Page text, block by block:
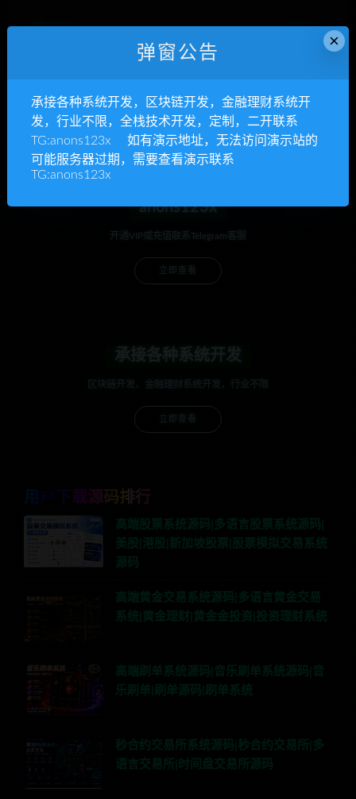
下次发表评论时，请在此浏览器中保存我的姓名、电子
anons123x
开通VIP或充值联系Telegram客服
立即查看
承接各种系统开发
区块链开发，金融理财系统开发，行业不限
立即查看
用户下载源码排行
高端股票系统源码|多语言股票系统源码|
美股|港股|新加坡股票|股票模拟交易系统
源码
高端黄金交易系统源码|多语言黄金交易
系统|黄金理财|黄金金投资|投资理财系统
高端刷单系统源码|音乐刷单系统源码|音
乐刷单|刷单源码|刷单系统
秒合约交易所系统源码|秒合约交易所|多
语言交易所|时间盘交易所源码
×
弹窗公告
承接各种系统开发，区块链开发，金融理财系统开
发，行业不限，全栈技术开发，定制，二开联系
TG:anons123x 如有演示地址，无法访问演示站的
可能服务器过期，需要查看演示联系
TG:anons123x